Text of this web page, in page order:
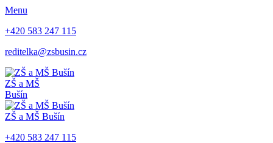
Menu
+420 583 247 115
reditelka@zsbusin.cz
ZŠ a MŠ
Bušín
ZŠ a MŠ Bušín
+420 583 247 115